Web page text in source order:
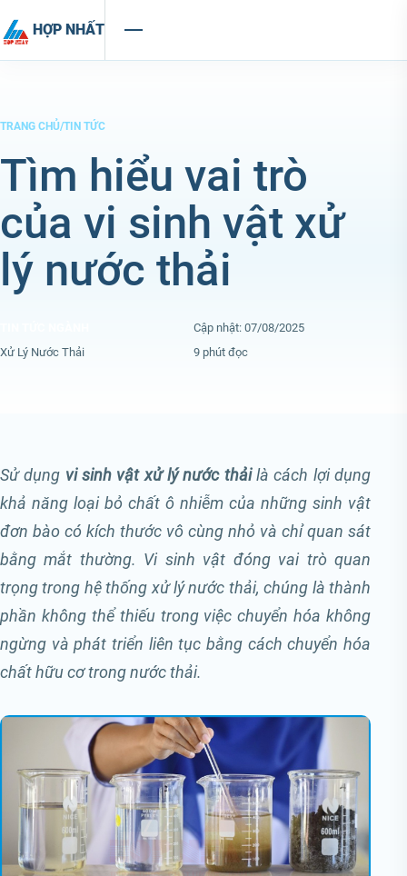
HỢP NHẤT
TRANG CHỦ/TIN TỨC
Tìm hiểu vai trò
của vi sinh vật xử
lý nước thải
Cập nhật: 07/08/2025
Xử Lý Nước Thải
9 phút đọc
Sử dụng vi sinh vật xử lý nước thảilà cách lợi dụng
khả năng loại bỏ chất ô nhiễm của những sinh vật
đơn bào có kích thước vô cùng nhỏ và chỉ quan sát
bằng mắt thường. Vi sinh vật đóng vai trò quan
trọng trong hệ thống xử lý nước thải, chúng là thành
phần không thể thiếu trong việc chuyển hóa không
ngừng và phát triển liên tục bằng cách chuyển hóa
chất hữu cơ trong nước thải.